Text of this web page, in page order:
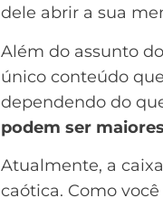
dele abrir a sua
Além do assunto
único conteúdo
dependendo do
podem ser
Atualmente, a
caótica. Como